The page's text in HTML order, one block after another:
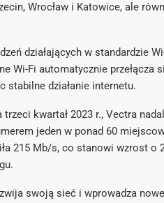
Wrocław i Katowice, ale
działających w standardzie
Wi-Fi automatycznie
stabilne działanie internetu.
trzeci kwartał 2023 r., Vectra
jeden w ponad 60
215 Mb/s, co stanowi wzrost
swoją sieć i wprowadza